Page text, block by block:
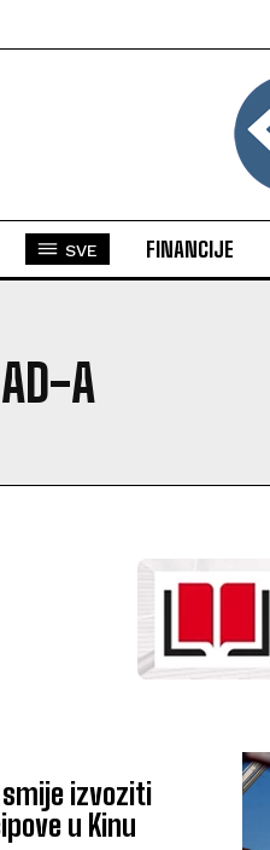
SVE FINANCIJE
A
smije izvoziti
u Kinu